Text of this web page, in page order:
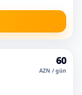
60
AZN / gün